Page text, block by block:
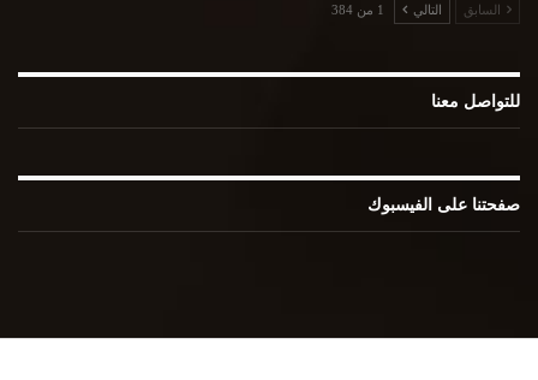
السابق التالي 1 من 384
للتواصل معنا
صفحتنا على الفيسبوك